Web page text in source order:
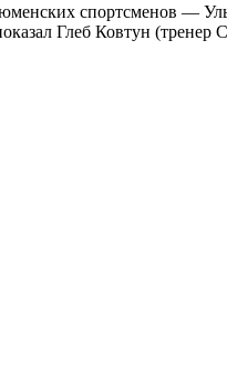
спортсменов —
Глеб Ковтун